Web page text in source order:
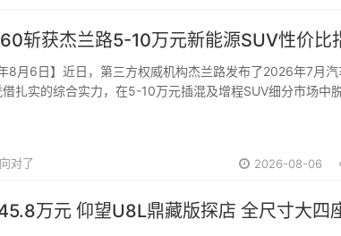
斩获杰兰路5-10万元新能源SUV性价比
8月6日】近日，第三方权威机构杰兰路发布了2026年7月
扎实的综合实力，在5-10万元插混及增程SUV细分市场中
对了 2026-08-06
万元 仰望U8L鼎藏版探店 全尺寸大四